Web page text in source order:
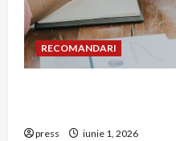
RECOMANDARI
press iunie 1, 2026